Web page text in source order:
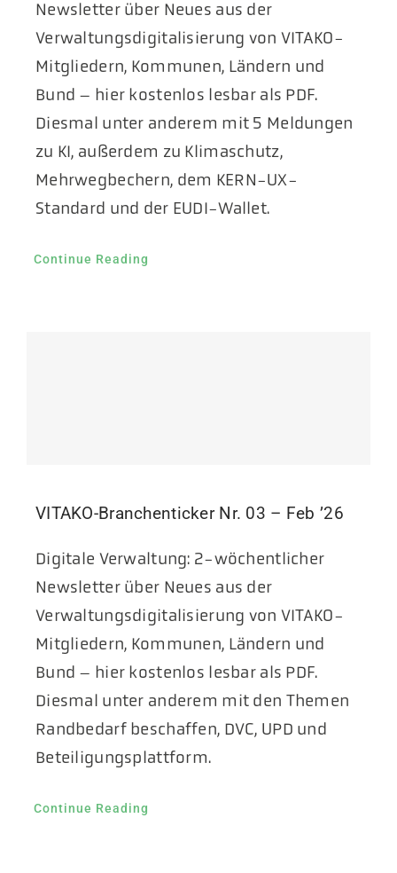
Newsletter über Neues aus der
Verwaltungsdigitalisierung von VITAKO-
Mitgliedern, Kommunen, Ländern und
Bund – hier kostenlos lesbar als PDF.
Diesmal unter anderem mit 5 Meldungen
zu KI, außerdem zu Klimaschutz,
Mehrwegbechern, dem KERN-UX-
Standard und der EUDI-Wallet.
Continue Reading
VITAKO-Branchenticker Nr. 03 – Feb ’26
Digitale Verwaltung: 2-wöchentlicher
Newsletter über Neues aus der
Verwaltungsdigitalisierung von VITAKO-
Mitgliedern, Kommunen, Ländern und
Bund – hier kostenlos lesbar als PDF.
Diesmal unter anderem mit den Themen
Randbedarf beschaffen, DVC, UPD und
Beteiligungsplattform.
Continue Reading